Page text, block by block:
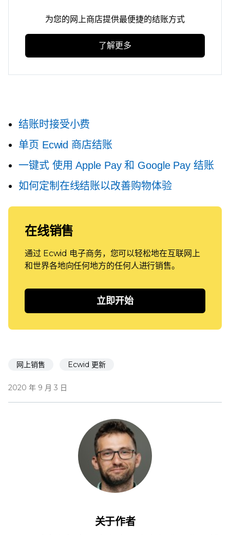
为您的网上商店提供最便捷的结账方式
了解更多
结账时接受小费
单页 Ecwid 商店结账
一键式使用 Apple Pay 和 Google Pay 结账
如何定制在线结账以改善购物体验
在线销售
通过 Ecwid 电子商务，您可以轻松地在互联网上
和世界各地向任何地方的任何人进行销售。
立即开始
网上销售 Ecwid 更新
2020 年 9 月 3 日
关于作者